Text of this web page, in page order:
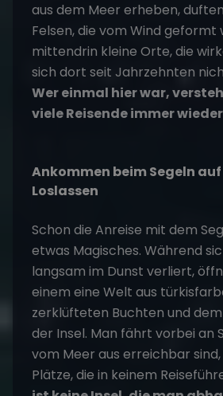
aus dem Meer erheben,
Felsen, die vom Wind geformt
mittendrin kleine Orte, die
sich dort seit Jahrzehnten
Wer einmal hier war,
viele Reisende immer
Ankommen beim Segeln
Loslassen
Schon die Anreise mit dem
etwas Magisches. Während
langsam im Dunst verliert,
einem eine Welt aus
zerklüfteten Buchten und
der Insel. Man fährt vorbei an
vom Meer aus erreichbar
Plätze, die in keinem